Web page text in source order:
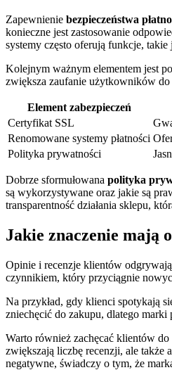
Zapewnienie bezpieczeństwa
konieczne jest zastosowanie
systemy często oferują funkcje,
Kolejnym ważnym elementem jest
zwiększa zaufanie użytkowników do
Element zabezpieczeń
Certyfikat SSL
Renomowane systemy płatności
Polityka prywatności
Dobrze sformułowana polityka
są wykorzystywane oraz jakie są
transparentność działania sklepu,
Jakie znaczenie mają
Opinie i recenzje klientów
czynnikiem, który przyciągnie
Na przykład, gdy klienci spotykają
zniechęcić do zakupu, dlatego
Warto również zachęcać klientów
zwiększają liczbę recenzji, ale
negatywne, świadczy o tym, że